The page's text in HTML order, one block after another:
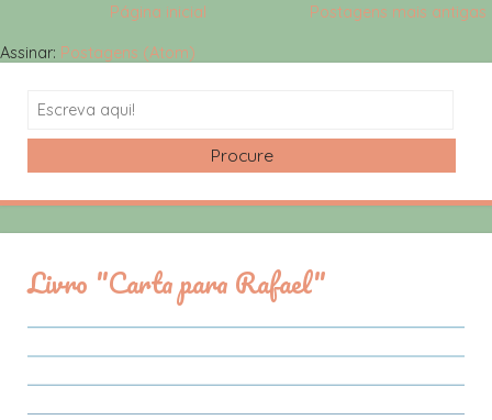
Postagens mais antigas
Página inicial
Assinar: Postagens (Atom)
Search
Livro "Carta para Rafael"